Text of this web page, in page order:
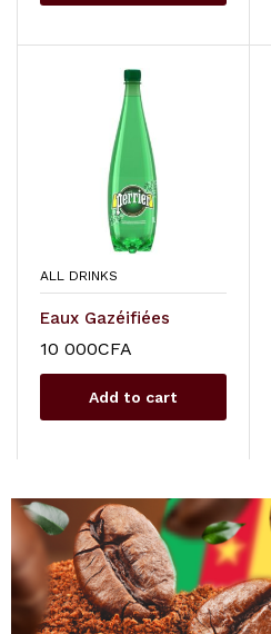
ALL DRINKS
Eaux Gazéifiées
10 000CFA
Add to cart